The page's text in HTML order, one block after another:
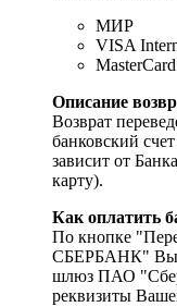
МИР
VISA
Описание
Возврат
банковский
зависит от
карту).
Как оплатить
По кнопке
СБЕРБАНК" Вы
шлюз ПАО
реквизиты